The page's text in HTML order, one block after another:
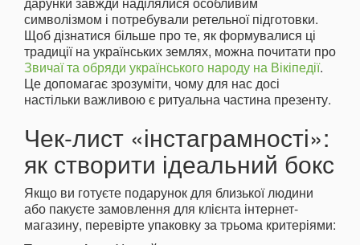
символізмом і потребували ретельної підготовки.
Щоб дізнатися більше про те, як формувалися ці
традиції на українських землях, можна почитати про
Звичаї та обряди українського народу на Вікіпедії.
Це допомагає зрозуміти, чому для нас досі
настільки важливою є ритуальна частина презенту.
Чек-лист «інстаграмності»:
як створити ідеальний бокс
Якщо ви готуєте подарунок для близької людини
або пакуєте замовлення для клієнта інтернет-
магазину, перевірте упаковку за трьома критеріями: